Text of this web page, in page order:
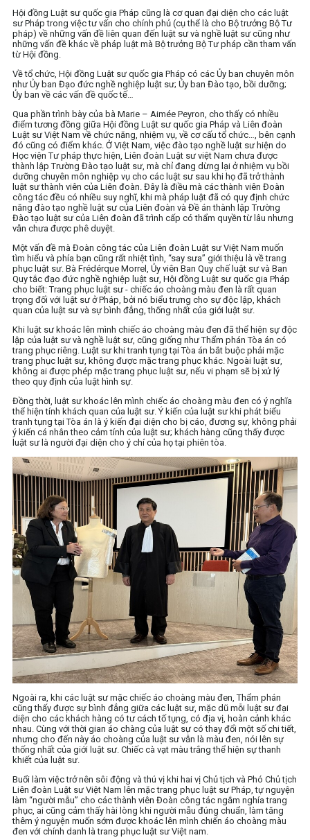
Hội đồng Luật sư quốc gia Pháp cũng là cơ quan đại diện cho các luật
sư Pháp trong việc tư vấn cho chính phủ (cụ thể là cho Bộ trưởng Bộ Tư
pháp) về những vấn đề liên quan đến luật sư và nghề luật sư cũng như
những vấn đề khác về pháp luật mà Bộ trưởng Bộ Tư pháp cần tham vấn
từ Hội đồng.
Về tổ chức, Hội đồng Luật sư quốc gia Pháp có các Ủy ban chuyên môn
như Ủy ban Đạo đức nghề nghiệp luật sư; Ủy ban Đào tạo, bồi dưỡng;
Ủy ban về các vấn đề quốc tế…
Qua phần trình bày của bà Marie – Aimée Peyron, cho thấy có nhiều
điểm tương đồng giữa Hội đồng Luật sư quốc gia Pháp và Liên đoàn
Luật sư Việt Nam về chức năng, nhiệm vụ, về cơ cấu tổ chức…, bên cạnh
đó cũng có điểm khác. Ở Việt Nam, việc đào tạo nghề luật sư hiện do
Học viện Tư pháp thực hiện, Liên đoàn Luật sư việt Nam chưa được
thành lập Trường Đào tạo luật sư, mà chỉ đang dừng lại ở nhiệm vụ bồi
dưỡng chuyên môn nghiệp vụ cho các luật sư sau khi họ đã trở thành
luật sư thành viên của Liên đoàn. Đây là điều mà các thành viên Đoàn
công tác đều có nhiều suy nghĩ, khi mà pháp luật đã có quy định chức
năng đào tạo nghề luật sư của Liên đoàn và Đề án thành lập Trường
Đào tạo luật sư của Liên đoàn đã trình cấp có thẩm quyền từ lâu nhưng
vẫn chưa được phê duyệt.
Một vấn đề mà Đoàn công tác của Liên đoàn Luật sư Việt Nam muốn
tìm hiểu và phía bạn cũng rất nhiệt tình, “say sưa” giới thiệu là về trang
phục luật sư. Bà Frédérque Morrel, Ủy viên Ban Quy chế luật sư và Ban
Quy tắc đạo đức nghề nghiệp luật sư, Hội đồng Luật sư quốc gia Pháp
cho biết: Trang phục luật sư - chiếc áo choàng màu đen là rất quan
trọng đối với luật sư ở Pháp, bởi nó biểu trưng cho sự độc lập, khách
quan của luật sư và sự bình đẳng, thống nhất của giới luật sư.
Khi luật sư khoác lên mình chiếc áo choàng màu đen đã thể hiện sự độc
lập của luật sư và nghề luật sư, cũng giống như Thẩm phán Tòa án có
trang phục riêng. Luật sư khi tranh tụng tại Tòa án bắt buộc phải mặc
trang phục luật sư, không được mặc trang phục khác. Ngoài luật sư,
không ai được phép mặc trang phục luật sư, nếu vi phạm sẽ bị xử lý
theo quy định của luật hình sự.
Đồng thời, luật sư khoác lên mình chiếc áo choàng màu đen có ý nghĩa
thể hiện tính khách quan của luật sư. Ý kiến của luật sư khi phát biểu
tranh tụng tại Tòa án là ý kiến đại diện cho bị cáo, đương sự, không phải
ý kiến cá nhân theo cảm tính của luật sư; khách hàng cũng thấy được
luật sư là người đại diện cho ý chí của họ tại phiên tòa.
Ngoài ra, khi các luật sư mặc chiếc áo choàng màu đen, Thẩm phán
cũng thấy được sự bình đẳng giữa các luật sư, mặc dũ mỗi luật sư đại
diện cho các khách hàng có tư cách tố tụng, có địa vị, hoàn cảnh khác
nhau. Cùng với thời gian áo chàng của luật sự có thay đổi một số chi tiết,
nhưng cho đến này áo choàng của luật sư vẫn là màu đen, nói lên sự
thống nhất của giới luật sư. Chiếc cà vạt màu trắng thể hiện sự thanh
khiết của luật sư.
Buổi làm việc trở nên sôi động và thú vị khi hai vị Chủ tịch và Phó Chủ tịch
Liên đoàn Luật sư Việt Nam lên mặc trang phục luật sư Pháp, tự nguyện
làm “người mẫu” cho các thành viên Đoàn công tác ngắm nghía trang
phục, ai cũng cảm thấy hài lòng khi người mẫu đúng chuẩn, làm tăng
thêm ý nguyện muốn sớm được khoác lên mình chiến áo choàng màu
đen với chính danh là trang phục luật sư Việt nam.